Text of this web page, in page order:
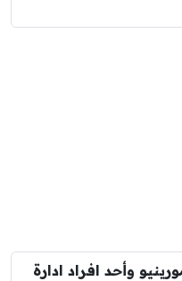
وأحد افراد ادارة